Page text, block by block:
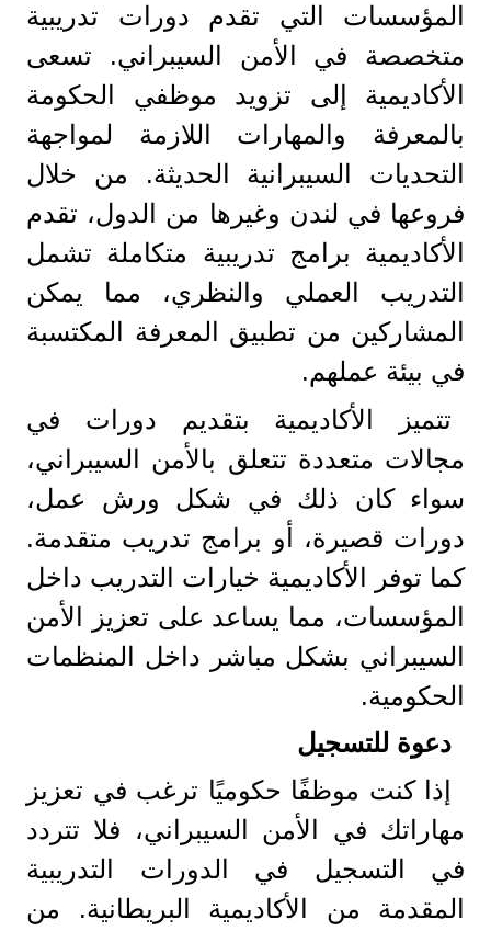
المؤسسات التي تقدم دورات تدريبية
متخصصة في الأمن السيبراني. تسعى
الأكاديمية إلى تزويد موظفي الحكومة
بالمعرفة والمهارات اللازمة لمواجهة
التحديات السيبرانية الحديثة. من خلال
فروعها في لندن وغيرها من الدول، تقدم
الأكاديمية برامج تدريبية متكاملة تشمل
التدريب العملي والنظري، مما يمكن
المشاركين من تطبيق المعرفة المكتسبة
في بيئة عملهم.
تتميز الأكاديمية بتقديم دورات في
مجالات متعددة تتعلق بالأمن السيبراني،
سواء كان ذلك في شكل ورش عمل،
دورات قصيرة، أو برامج تدريب متقدمة.
كما توفر الأكاديمية خيارات التدريب داخل
المؤسسات، مما يساعد على تعزيز الأمن
السيبراني بشكل مباشر داخل المنظمات
الحكومية.
دعوة للتسجيل
إذا كنت موظفًا حكوميًا ترغب في تعزيز
مهاراتك في الأمن السيبراني، فلا تتردد
في التسجيل في الدورات التدريبية
المقدمة من الأكاديمية البريطانية. من